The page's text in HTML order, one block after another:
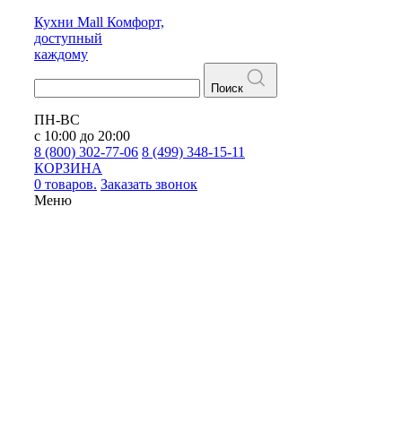
Кухни Mall Комфорт,
доступный
каждому
Поиск
ПН-ВС
с 10:00 до 20:00
8 (800) 302-77-06 8 (499) 348-15-11
КОРЗИНА
0 товаров. Заказать звонок
Меню